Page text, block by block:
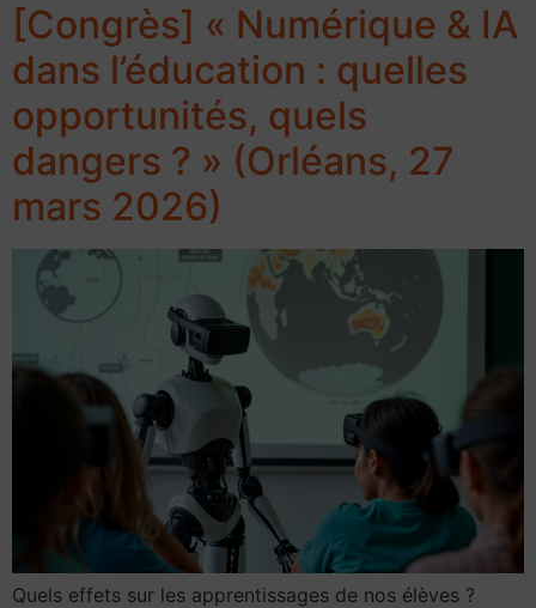
[Congrès] « Numérique & IA
dans l’éducation : quelles
opportunités, quels
dangers ? » (Orléans, 27
mars 2026)
Quels effets sur les apprentissages de nos élèves ?